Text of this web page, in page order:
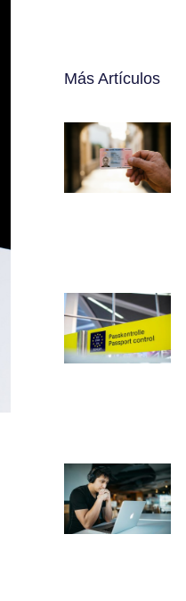
Más Artículos